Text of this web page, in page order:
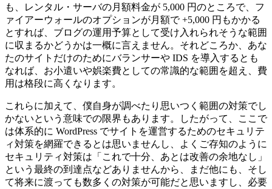
も、レンタル・サーバの月額料金が 5,000 円のところで、フ
ァイアーウォールのオプションが月額で +5,000 円もかかる
とすれば、ブログの運用予算として受け入れられそうな範囲
に収まるかどうかは一概に言えません。それどころか、あな
たのサイトだけのためにバランサーや IDS を導入するとも
なれば、お小遣いや娯楽費としての常識的な範囲を超え、費
用は格段に高くなります。
これらに加えて、僕自身が調べたり思いつく範囲の対策でし
かないという意味での限界もあります。したがって、ここで
は体系的に WordPress でサイトを運営するためのセキュリテ
ィ対策を網羅できるとは思いませんし、よくご存知のように
セキュリティ対策は「これで十分、あとは改善の余地なし」
という最終の到達点などありませんから、まだ他にも、そし
て将来に渡っても数多くの対策が可能だと思いますし、必要